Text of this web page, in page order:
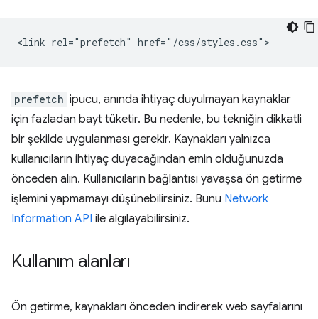
prefetch ipucu, anında ihtiyaç duyulmayan kaynaklar
için fazladan bayt tüketir. Bu nedenle, bu tekniğin dikkatli
bir şekilde uygulanması gerekir. Kaynakları yalnızca
kullanıcıların ihtiyaç duyacağından emin olduğunuzda
önceden alın. Kullanıcıların bağlantısı yavaşsa ön getirme
işlemini yapmamayı düşünebilirsiniz. Bunu Network
Information API ile algılayabilirsiniz.
Kullanım alanları
Ön getirme, kaynakları önceden indirerek web sayfalarını